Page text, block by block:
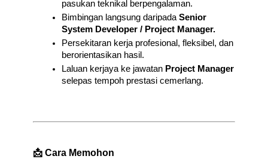
pasukan teknikal berpengalaman.
Bimbingan langsung daripada Senior
System Developer / Project Manager.
Persekitaran kerja profesional, fleksibel, dan
berorientasikan hasil.
Laluan kerjaya ke jawatan Project Manager
selepas tempoh prestasi cemerlang.
📩 Cara Memohon